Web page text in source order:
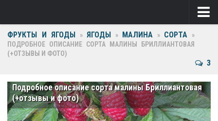
Ягоды
Виноград
Крыжовник
Малина
ФРУКТЫ И ЯГОДЫ » ЯГОДЫ » МАЛИНА » СОРТА »
ПОДРОБНОЕ ОПИСАНИЕ СОРТА МАЛИНЫ БРИЛЛИАНТОВАЯ
(+ОТЗЫВЫ И ФОТО)
3
Подробное описание сорта малины Бриллиантовая
(+отзывы и фото)